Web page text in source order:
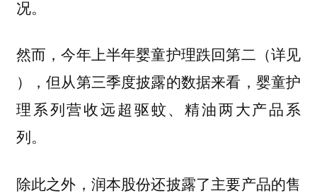
况。
然而，今年上半年婴童护理跌回第二（详见
），但从第三季度披露的数据来看，婴童护
理系列营收远超驱蚊、精油两大产品系
列。
除此之外，润本股份还披露了主要产品的售